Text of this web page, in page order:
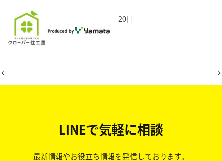
2025年8月20日
LINEで気軽に相談
最新情報やお役立ち情報を発信しております。